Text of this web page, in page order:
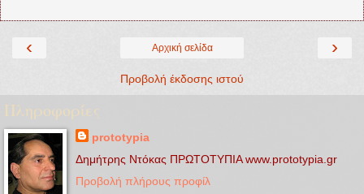
‹ ›
Αρχική σελίδα
Προβολή έκδοσης ιστού
Πληροφορίες
prototypia
Δημήτρης Ντόκας ΠΡΩΤΟΤΥΠΙΑ www.prototypia.gr
Προβολή πλήρους προφίλ